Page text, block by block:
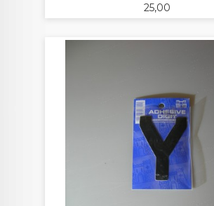
Pris
25,00